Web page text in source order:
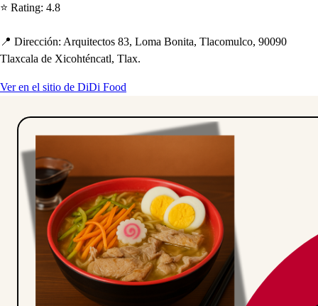
⭐ Rating: 4.8
📍 Dirección: Arquitectos 83, Loma Bonita, Tlacomulco, 90090
Tlaxcala de Xicohténcatl, Tlax.
Ver en el sitio de DiDi Food